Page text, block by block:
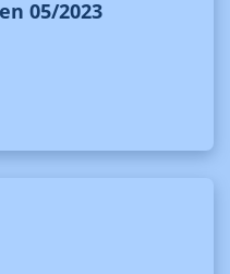
05/2023